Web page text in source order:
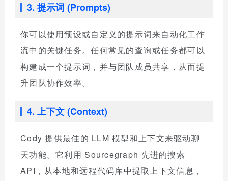
3. 提示词 (Prompts)
你可以使用预设或自定义的提示词来自动化工作
流中的关键任务。任何常见的查询或任务都可以
构建成一个提示词，并与团队成员共享，从而提
升团队协作效率。
4. 上下文 (Context)
Cody 提供最佳的 LLM 模型和上下文来驱动聊
天功能。它利用 Sourcegraph 先进的搜索
API，从本地和远程代码库中提取上下文信息，